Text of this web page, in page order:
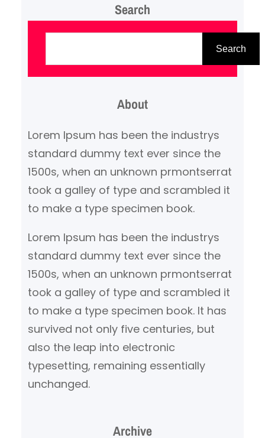
Search
a
Search
About
Lorem Ipsum has been the industrys
standard dummy text ever since the
1500s, when an unknown prmontserrat
took a galley of type and scrambled it
to make a type specimen book.
Lorem Ipsum has been the industrys
standard dummy text ever since the
1500s, when an unknown prmontserrat
took a galley of type and scrambled it
to make a type specimen book. It has
survived not only five centuries, but
also the leap into electronic
typesetting, remaining essentially
unchanged.
Archive